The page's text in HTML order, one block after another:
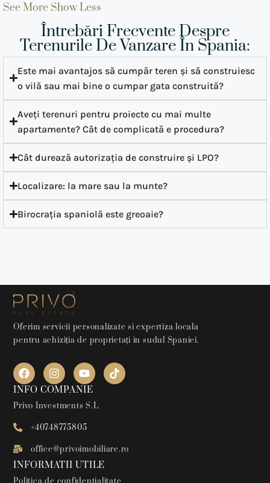
See More Show Less
Întrebări Frecvente Despre
Terenurile De Vanzare În Spania:
Este mai avantajos să cumpăr teren și să construiesc
o vilă sau mai bine o cumpar gata construită?
Aveți terenuri pentru proiecte cu mai multe
apartamente? Cât de complicată e procedura?
Cât durează autorizația de construire și LPO?
Localizare: la mare sau la munte?
Birocrația spaniolă este greoaie?
Oferim servicii personalizate si expertiza locala
pentru achiziția de proprietați in sudul Spaniei.
INFO COMPANIE
Privo Investments S.L
+40748775805
office@privoimobiliare.ro
INFORMATII UTILE